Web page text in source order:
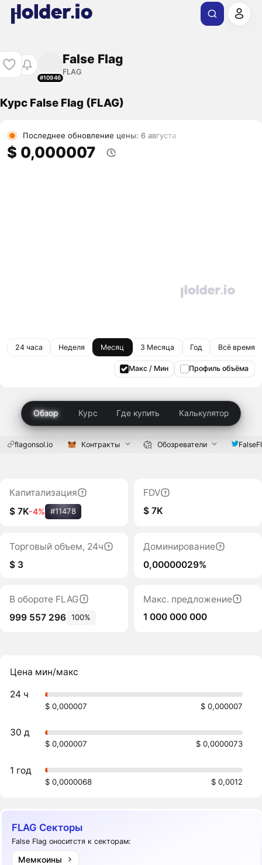
#10946
False Flag
FLAG
Курс False Flag (FLAG)
Последнее обновление цены: 6 августа
$ 0,000007
24 часа Неделя Месяц 3 Месяца Год Всё время
Макс / Мин Профиль объёма
Обзор Курс Где купить Калькулятор
flagonsol.io Контракты Обозреватели
Капитализация
$ 7K-4% #11478
FDV
$ 7K
Торговый объем, 24ч
$ 3
Доминирование
0,00000029%
В обороте FLAG
999 557 296 100%
Макс. предложение
1 000 000 000
Цена мин/макс
24 ч
$ 0,000007 $ 0,000007
30 д
$ 0,000007 $ 0,0000073
1 год
$ 0,0000068 $ 0,0012
FLAG Секторы
False Flag оноситстя к секторам:
Мемкоины